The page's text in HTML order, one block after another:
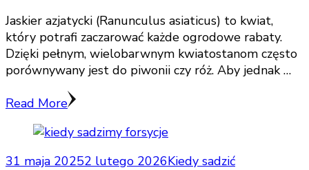
Jaskier azjatycki (Ranunculus asiaticus) to kwiat,
który potrafi zaczarować każde ogrodowe rabaty.
Dzięki pełnym, wielobarwnym kwiatostanom często
porównywany jest do piwonii czy róż. Aby jednak …
Read More
31 maja 20252 lutego 2026Kiedy sadzić